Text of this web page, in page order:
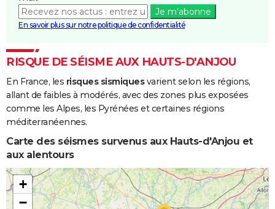
Inondations
et/ou
Coulées de
17/01/1995 31/01/1995 15 j
Inondations
et/ou
Coulées de
Boue
Inondations
et/ou
Boue
01/04/1983 28/04/1983 28 j Oui
Inondations 08/12/1982 31/12/1982 24 j Oui
Je m'abonne
En savoir plus sur notre politique de confidentialité
RISQUE DE SÉISME AUX HAUTS-D'ANJOU
En France, les risques sismiquesvarient selon les régions,
allant de faibles à modérés, avec des zones plus exposées
comme les Alpes, les Pyrénées et certaines régions
méditerranéennes.
Carte des séismes survenus aux Hauts-d'Anjou et
aux alentours
+
−